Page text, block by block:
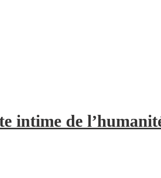
intime de